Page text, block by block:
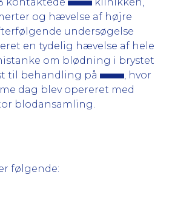
og hævelse af højre
undersøgelse
en tydelig hævelse af hele
om blødning i brystet
til behandling på
, hvor
dag blev opereret med
blodansamling.
følgende: